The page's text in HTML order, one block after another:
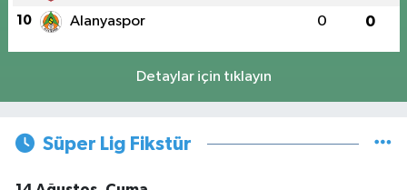
10 Alanyaspor 0 0
Detaylar için tıklayın
Süper Lig Fikstür